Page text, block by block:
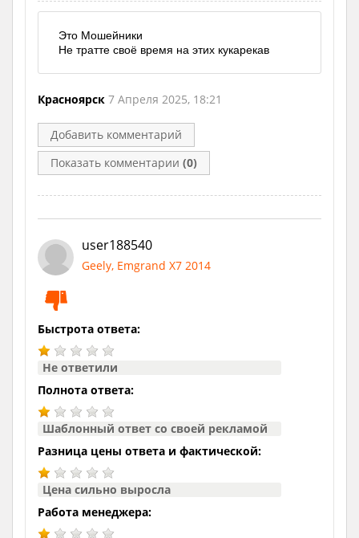
Это Мошейники
Не тратте своё время на этих кукарекав
Красноярск 7 Апреля 2025, 18:21
Добавить комментарий
Показать комментарии (0)
user188540
Geely, Emgrand X7 2014
Быстрота ответа:
Не ответили
Полнота ответа:
Шаблонный ответ со своей рекламой
Разница цены ответа и фактической:
Цена сильно выросла
Работа менеджера: